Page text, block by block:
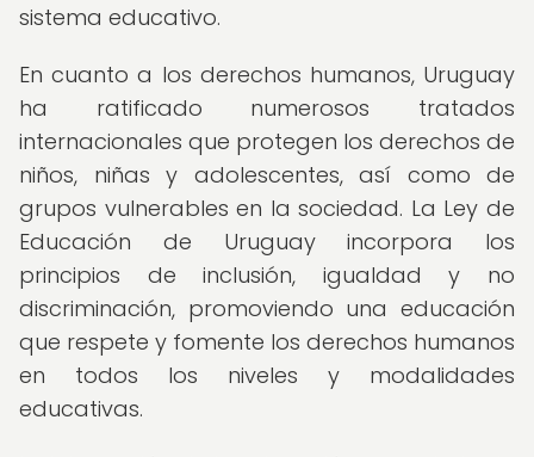
sistema educativo.
En cuanto a los derechos humanos, Uruguay
ha ratificado numerosos tratados
internacionales que protegen los derechos de
niños, niñas y adolescentes, así como de
grupos vulnerables en la sociedad. La Ley de
Educación de Uruguay incorpora los
principios de inclusión, igualdad y no
discriminación, promoviendo una educación
que respete y fomente los derechos humanos
en todos los niveles y modalidades
educativas.